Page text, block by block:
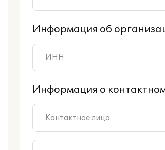
Информация об
Информация о